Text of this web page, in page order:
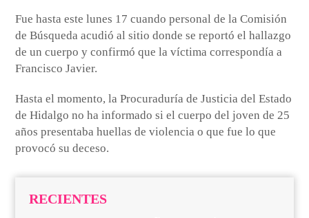
Fue hasta este lunes 17 cuando personal de la Comisión
de Búsqueda acudió al sitio donde se reportó el hallazgo
de un cuerpo y confirmó que la víctima correspondía a
Francisco Javier.
Hasta el momento, la Procuraduría de Justicia del Estado
de Hidalgo no ha informado si el cuerpo del joven de 25
años presentaba huellas de violencia o que fue lo que
provocó su deceso.
RECIENTES